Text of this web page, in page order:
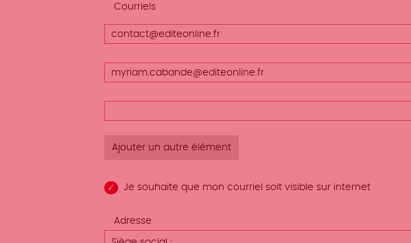
Afficher
des
Courriels
Courriels
Courriels
(valeur
Je souhaite que mon courriel soit visible sur internet
Adresse